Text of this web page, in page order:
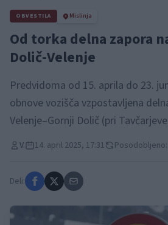
OBVESTILA Mislinja
Od torka delna zapora
Dolič-Velenje
Predvidoma od 15. aprila do 23.
obnove vozišča vzpostavljena
Velenje–Gornji Dolič (pri
V. 14. april 2025, 17:31
Deli: